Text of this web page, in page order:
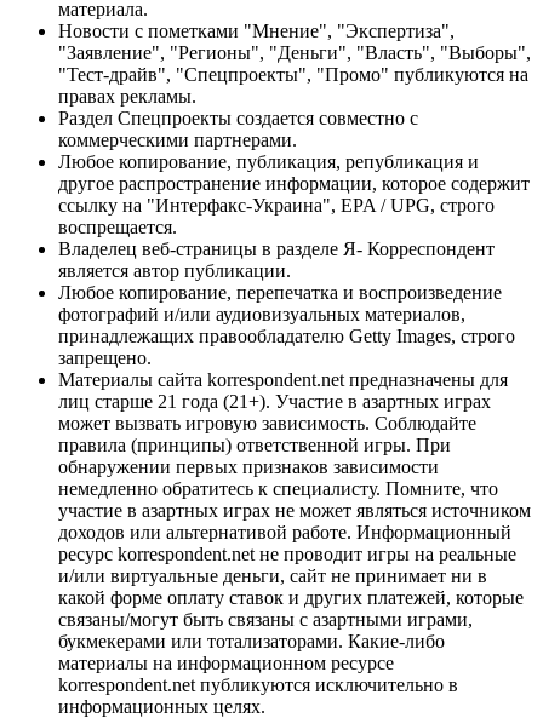
материала.
Новости с пометками "Мнение", "Экспертиза",
"Заявление", "Регионы", "Деньги", "Власть", "Выборы",
"Тест-драйв", "Спецпроекты", "Промо" публикуются на
правах рекламы.
Раздел Спецпроекты создается совместно с
коммерческими партнерами.
Любое копирование, публикация, републикация и
другое распространение информации, которое содержит
ссылку на "Интерфакс-Украина", EPA / UPG, строго
воспрещается.
Владелец веб-страницы в разделе Я- Корреспондент
является автор публикации.
Любое копирование, перепечатка и воспроизведение
фотографий и/или аудиовизуальных материалов,
принадлежащих правообладателю Getty Images, строго
запрещено.
Материалы сайта korrespondent.net предназначены для
лиц старше 21 года (21+). Участие в азартных играх
может вызвать игровую зависимость. Соблюдайте
правила (принципы) ответственной игры. При
обнаружении первых признаков зависимости
немедленно обратитесь к специалисту. Помните, что
участие в азартных играх не может являться источником
доходов или альтернативой работе. Информационный
ресурс korrespondent.net не проводит игры на реальные
и/или виртуальные деньги, сайт не принимает ни в
какой форме оплату ставок и других платежей, которые
связаны/могут быть связаны с азартными играми,
букмекерами или тотализаторами. Какие-либо
материалы на информационном ресурсе
korrespondent.net публикуются исключительно в
информационных целях.